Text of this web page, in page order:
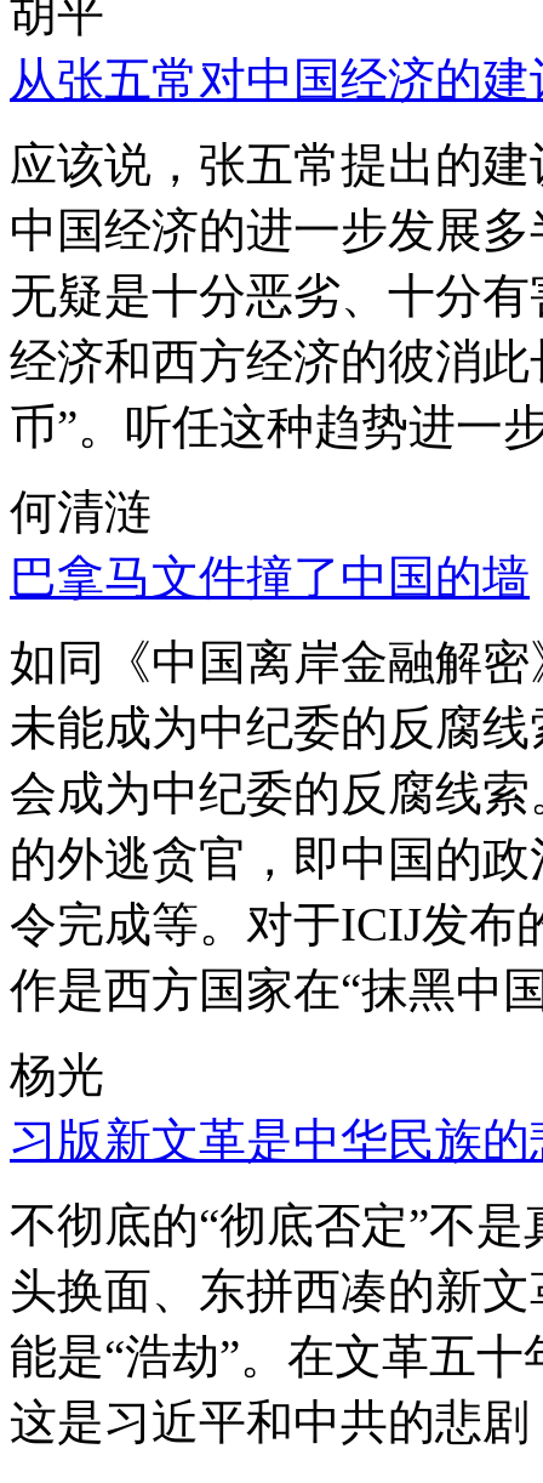
胡平
从张五常对中国经济的
应该说，张五常提出的
中国经济的进一步发展
无疑是十分恶劣、十分
经济和西方经济的彼消
币”。听任这种趋势进一
何清涟
巴拿马文件撞了中国的墙
如同《中国离岸金融解
未能成为中纪委的反腐
会成为中纪委的反腐线
的外逃贪官，即中国的
令完成等。对于ICIJ发布
作是西方国家在“抹黑中
杨光
习版新文革是中华民族的
不彻底的“彻底否定”不
头换面、东拼西凑的新
能是“浩劫”。在文革五
这是习近平和中共的悲